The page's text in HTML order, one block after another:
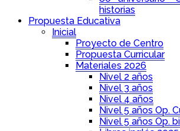
historias
Propuesta Educativa
Inicial
Proyecto de Centro
Propuesta Curricular
Materiales 2026
Nivel 2 años
Nivel 3 años
Nivel 4 años
Nivel 5 años Op.
Nivel 5 años Op.